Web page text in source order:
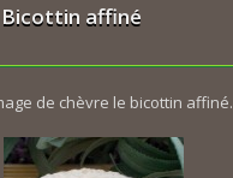
Bicottin affiné
de chèvre le bicottin affiné.